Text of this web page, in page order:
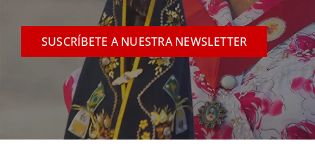
SUSCRÍBETE A NUESTRA NEWSLETTER